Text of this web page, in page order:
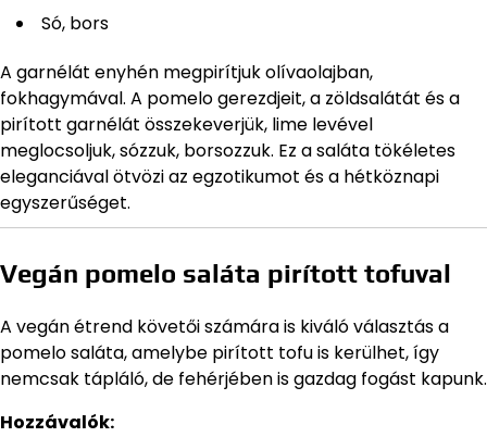
Só, bors
A garnélát enyhén megpirítjuk olívaolajban,
fokhagymával. A pomelo gerezdjeit, a zöldsalátát és a
pirított garnélát összekeverjük, lime levével
meglocsoljuk, sózzuk, borsozzuk. Ez a saláta tökéletes
eleganciával ötvözi az egzotikumot és a hétköznapi
egyszerűséget.
Vegán pomelo saláta pirított tofuval
A vegán étrend követői számára is kiváló választás a
pomelo saláta, amelybe pirított tofu is kerülhet, így
nemcsak tápláló, de fehérjében is gazdag fogást kapunk.
Hozzávalók: